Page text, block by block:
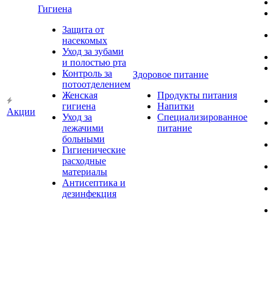
Акции
Гигиена
Защита от
насекомых
Уход за зубами
и полостью рта
Контроль за
потоотделением
Женская
гигиена
Уход за
лежачими
больными
Гигиенические
расходные
материалы
Антисептика и
дезинфекция
Здоровое питание
Продукты питания
Напитки
Специализированное
питание